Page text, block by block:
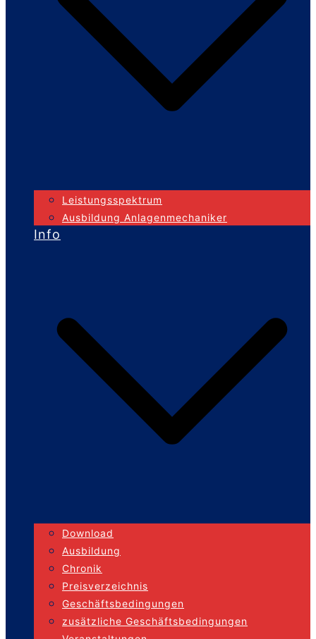
Leistungsspektrum
Ausbildung Anlagenmechaniker
Info
Download
Ausbildung
Chronik
Preisverzeichnis
Geschäftsbedingungen
zusätzliche Geschäftsbedingungen